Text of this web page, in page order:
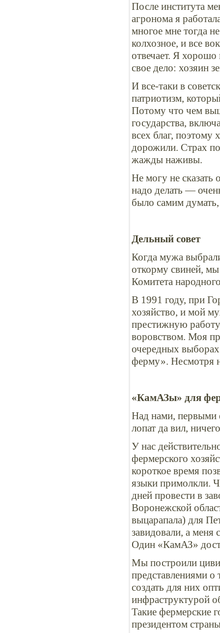
После института
агронома я
многое мне тогда
колхозное, и все
отвечает. Я
свое дело: хозяин
И все-таки в
патриотизм,
Потому что чем
государства,
всех благ,
дорожили. Страх
жажды наживы.
Не могу не сказать
надо делать —
было самим
Дельный совет
Когда мужа
откорму свиней, мы
Комитета
В 1991 году, при
хозяйство, и мой
престижную
воровством. Моя
очередных
ферму». Несмотря
«КамАЗы» для
Над нами, первыми
лопат да вил,
У нас
фермерского
короткое время
языки примолкли.
дней провести в
Воронежской
выцарапала) для
завидовали, а меня
Один «КамАЗ»
Мы построили
представлениями
создать для них
инфраструктурой
Такие фермерские
президентом